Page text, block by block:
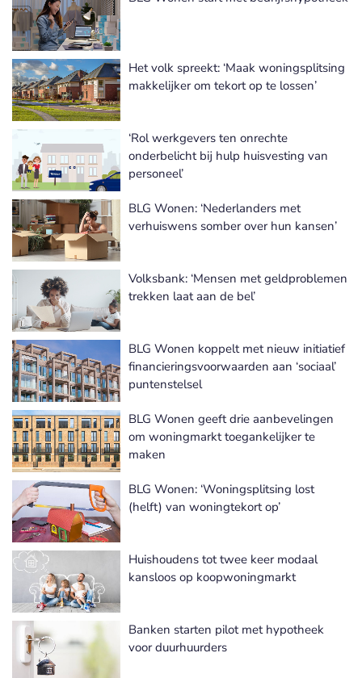
Het volk spreekt: ‘Maak woningsplitsing
makkelijker om tekort op te lossen’
‘Rol werkgevers ten onrechte
onderbelicht bij hulp huisvesting van
personeel’
BLG Wonen: ‘Nederlanders met
verhuiswens somber over hun kansen’
Volksbank: ‘Mensen met geldproblemen
trekken laat aan de bel’
BLG Wonen koppelt met nieuw initiatief
financieringsvoorwaarden aan ‘sociaal’
puntenstelsel
BLG Wonen geeft drie aanbevelingen
om woningmarkt toegankelijker te
maken
BLG Wonen: ‘Woningsplitsing lost
(helft) van woningtekort op’
Huishoudens tot twee keer modaal
kansloos op koopwoningmarkt
Banken starten pilot met hypotheek
voor duurhuurders